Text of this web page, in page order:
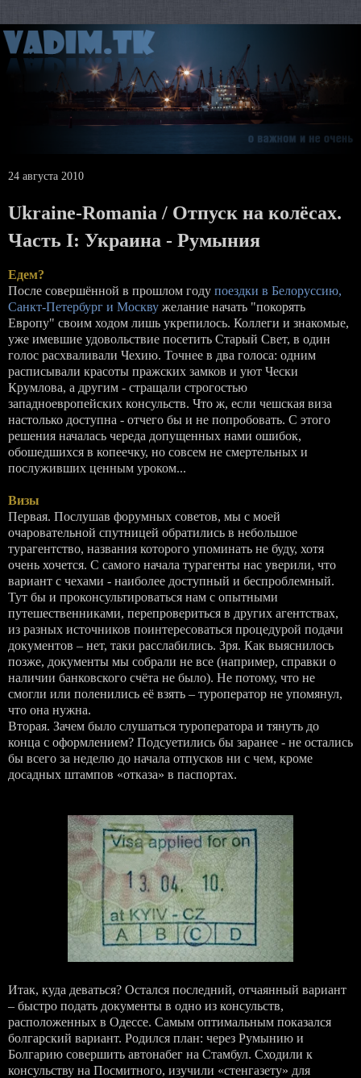
24 августа 2010
Ukraine-Romania / Отпуск на колёсах.
Часть I: Украина - Румыния
Едем?
После совершённой в прошлом году поездки в Белоруссию,
Санкт-Петербург и Москву желание начать "покорять
Европу" своим ходом лишь укрепилось. Коллеги и знакомые,
уже имевшие удовольствие посетить Старый Свет, в один
голос расхваливали Чехию. Точнее в два голоса: одним
расписывали красоты пражских замков и уют Чески
Крумлова, а другим - стращали строгостью
западноевропейских консульств. Что ж, если чешская виза
настолько доступна - отчего бы и не попробовать. С этого
решения началась череда допущенных нами ошибок,
обошедшихся в копеечку, но совсем не смертельных и
послуживших ценным уроком...
Визы
Первая. Послушав форумных советов, мы с моей
очаровательной спутницей обратились в небольшое
турагентство, названия которого упоминать не буду, хотя
очень хочется. С самого начала турагенты нас уверили, что
вариант с чехами - наиболее доступный и беспроблемный.
Тут бы и проконсультироваться нам с опытными
путешественниками, перепровериться в других агентствах,
из разных источников поинтересоваться процедурой подачи
документов – нет, таки расслабились. Зря. Как выяснилось
позже, документы мы собрали не все (например, справки о
наличии банковского счёта не было). Не потому, что не
смогли или поленились её взять – туроператор не упомянул,
что она нужна.
Вторая. Зачем было слушаться туроператора и тянуть до
конца с оформлением? Подсуетились бы заранее - не остались
бы всего за неделю до начала отпусков ни с чем, кроме
досадных штампов «отказа» в паспортах.
Итак, куда деваться? Остался последний, отчаянный вариант
– быстро подать документы в одно из консульств,
расположенных в Одессе. Самым оптимальным показался
болгарский вариант. Родился план: через Румынию и
Болгарию совершить автонабег на Стамбул. Сходили к
консульству на Посмитного, изучили «стенгазету» для